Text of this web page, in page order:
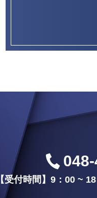
【受付時間】9：00 ~